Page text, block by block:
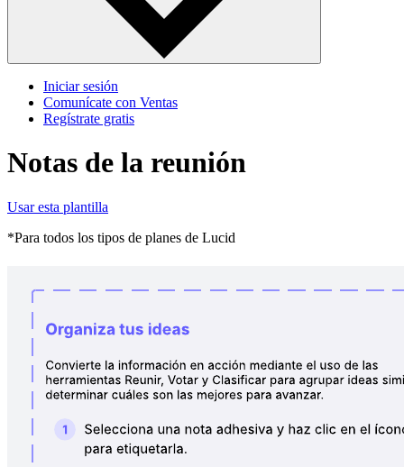
Iniciar sesión
Comunícate con Ventas
Regístrate gratis
Notas de la reunión
Usar esta plantilla
*Para todos los tipos de planes de Lucid